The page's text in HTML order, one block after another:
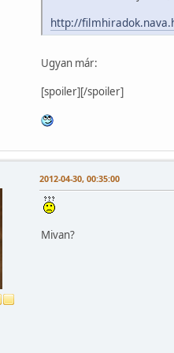
http://
Ugyan már:
[spoiler][/spoiler]
2012-04-30, 00:35:00
Mivan?